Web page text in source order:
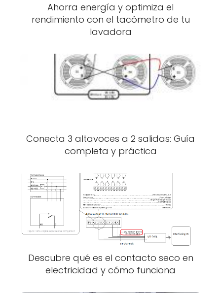
Ahorra energía y optimiza el
rendimiento con el tacómetro de tu
lavadora
Conecta 3 altavoces a 2 salidas: Guía
completa y práctica
Descubre qué es el contacto seco en
electricidad y cómo funciona